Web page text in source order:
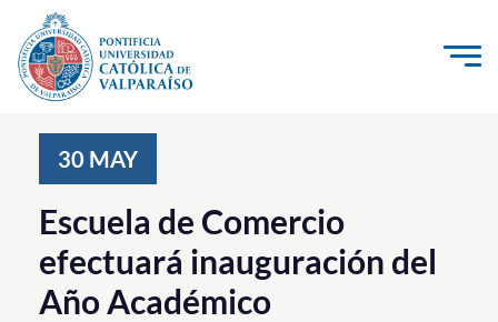
Click acá para ir directamente al contenido
Investigación, Creación e Innovación
PUCV Internacional
Vinculación con el Medio
30 MAY
Escuela de Comercio
efectuará inauguración del
Año Académico